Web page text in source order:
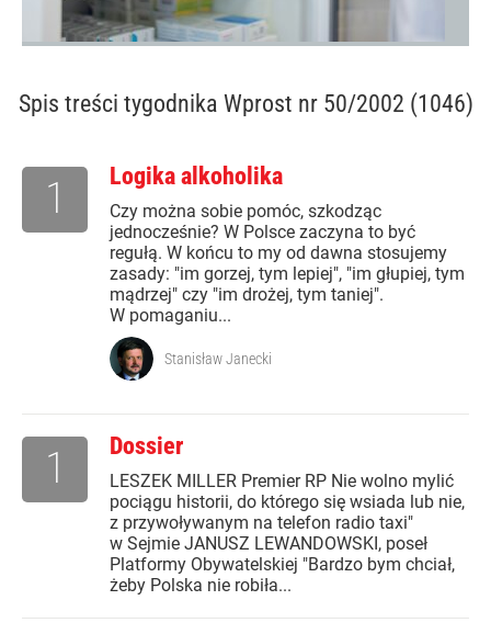
Spis treści tygodnika Wprost nr 50/2002 (1046)
Logika alkoholika
Czy można sobie pomóc, szkodząc
jednocześnie? W Polsce zaczyna to być
regułą. W końcu to my od dawna stosujemy
zasady: "im gorzej, tym lepiej", "im głupiej, tym
mądrzej" czy "im drożej, tym taniej".
W pomaganiu...
1
Stanisław Janecki
Dossier
LESZEK MILLER Premier RP Nie wolno mylić
pociągu historii, do którego się wsiada lub nie,
z przywoływanym na telefon radio taxi"
w Sejmie JANUSZ LEWANDOWSKI, poseł
Platformy Obywatelskiej "Bardzo bym chciał,
żeby Polska nie robiła...
1